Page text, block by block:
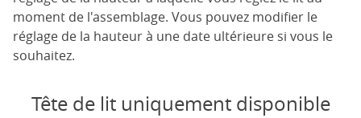
moment de l'assemblage. Vous pouvez modifier le
réglage de la hauteur à une date ultérieure si vous le
souhaitez.
Tête de lit uniquement disponible